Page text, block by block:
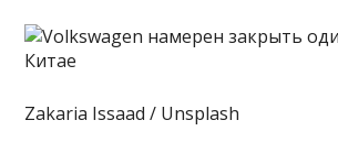
Zakaria Issaad / Unsplash